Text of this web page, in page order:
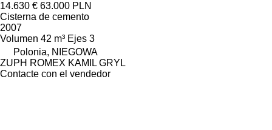
14.630 € 63.000 PLN
Cisterna de cemento
2007
Volumen 42 m³ Ejes 3
Polonia, NIEGOWA
ZUPH ROMEX KAMIL GRYL
Contacte con el vendedor